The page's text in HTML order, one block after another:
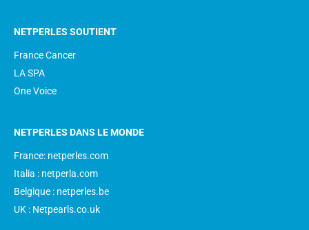
NETPERLES SOUTIENT
France Cancer
LA SPA
One Voice
NETPERLES DANS LE MONDE
France: netperles.com
Italia : netperla.com
Belgique : netperles.be
UK : Netpearls.co.uk